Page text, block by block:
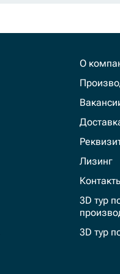
О
Лизинг
3D тур
3D тур